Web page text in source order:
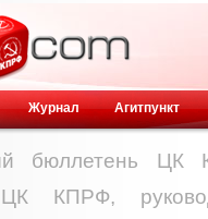
Журнал Агитпункт
бюллетень ЦК
ЦК КПРФ,